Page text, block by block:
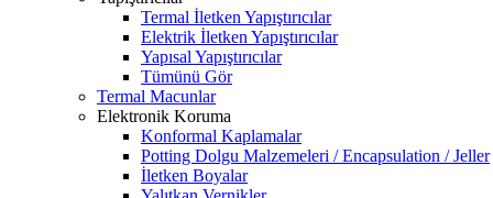
Termal İletken Yapıştırıcılar
Elektrik İletken Yapıştırıcılar
Yapısal Yapıştırıcılar
Tümünü Gör
Termal Macunlar
Elektronik Koruma
Konformal Kaplamalar
Potting Dolgu Malzemeleri / Encapsulation / Jeller
İletken Boyalar